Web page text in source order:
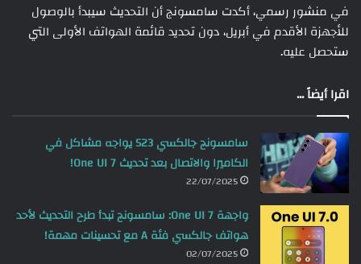
في منشور رسمي، أكدت سامسونج أن التحديث سيبدأ بالوصول
للأجهزة الأقدم في أبريل، دون تحديد قائمة الهواتف الأولى التي
ستحصل عليه.
اقرا أيضاً ...
سامسونج جالكسي S23 يواجه مشاكل في
الكاميرا والاتصال بعد تحديث One UI 7!
22/07/2025
واجهة One UI 7: سامسونج تبدأ طرح التحديث لأحد
هواتف جالكسي فئة A مع تحسينات مهمة!
02/07/2025